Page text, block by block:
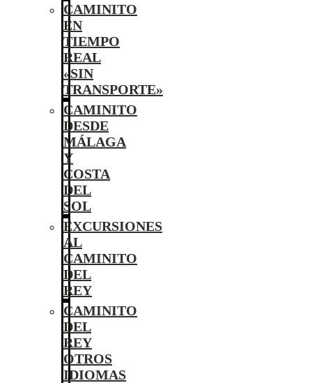
CAMINITO
EN
TIEMPO
REAL
«SIN
TRANSPORTE»
CAMINITO
DESDE
MÁLAGA
Y
COSTA
DEL
SOL
EXCURSIONES
AL
CAMINITO
DEL
REY
CAMINITO
DEL
REY
OTROS
IDIOMAS